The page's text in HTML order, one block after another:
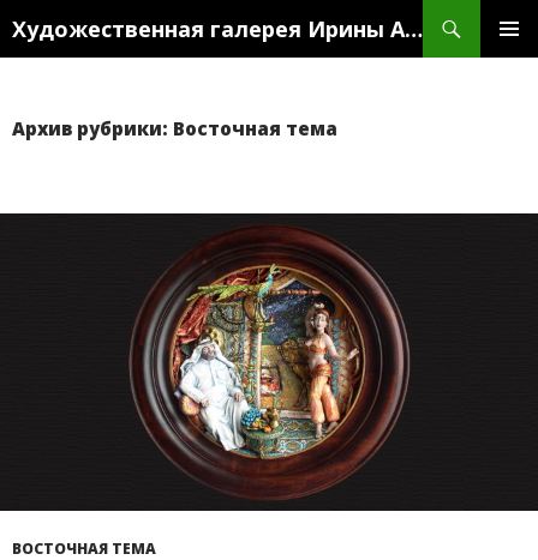
Художественная галерея Ирины Антоновой
ПЕРЕЙТИ
Архив рубрики: Восточная тема
ВОСТОЧНАЯ ТЕМА